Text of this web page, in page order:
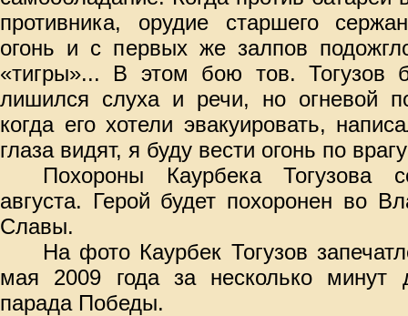
противника, орудие старшего
огонь и с первых же залпов
«тигры»... В этом бою тов. Тогузов
лишился слуха и речи, но огневой
когда его хотели эвакуировать,
глаза видят, я буду вести огонь по
Похороны Каурбека Тогузова
августа. Герой будет похоронен во
Славы.
На фото Каурбек Тогузов
мая 2009 года за несколько минут
парада Победы.